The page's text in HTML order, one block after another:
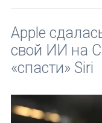
Apple
свой ИИ на
«спасти» Siri